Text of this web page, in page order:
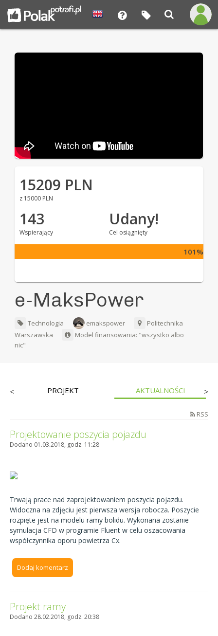
15209 PLN
z 15000 PLN
143
Wspierający
Udany!
Cel osiągnięty
101%
e-MaksPower
Technologia emakspower
Politechnika
Warszawska
Model finansowania: "wszystko albo
nic"
< PROJEKT AKTUALNOŚCI >
RSS
Projektowanie poszycia pojazdu
Dodano 01.03.2018, godz. 11:28
Trwają prace nad zaprojektowaniem poszycia pojazdu.
Widoczna na zdjęciu jest pierwsza wersja robocza. Poszycie
rozpięte jest na modelu ramy bolidu. Wykonana zostanie
symulacja CFD w programie Fluent w celu oszacowania
współczynnika oporu powietrza Cx.
Dodaj komentarz
Projekt ramy
Dodano 28.02.2018, godz. 20:38